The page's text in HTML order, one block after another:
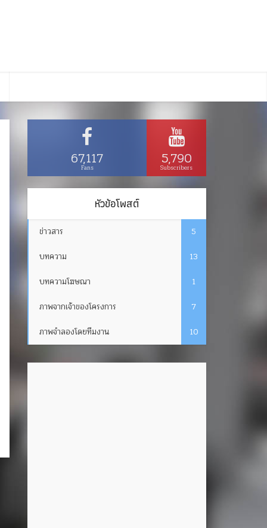
67,117
Fans 5,790
Subscribers
หัวข้อโพสต์
ข่าวสาร
5
บทความ
13
บทความโฆษณา
1
ภาพจากเจ้าของโครงการ
7
ภาพจำลองโดยทีมงาน
10